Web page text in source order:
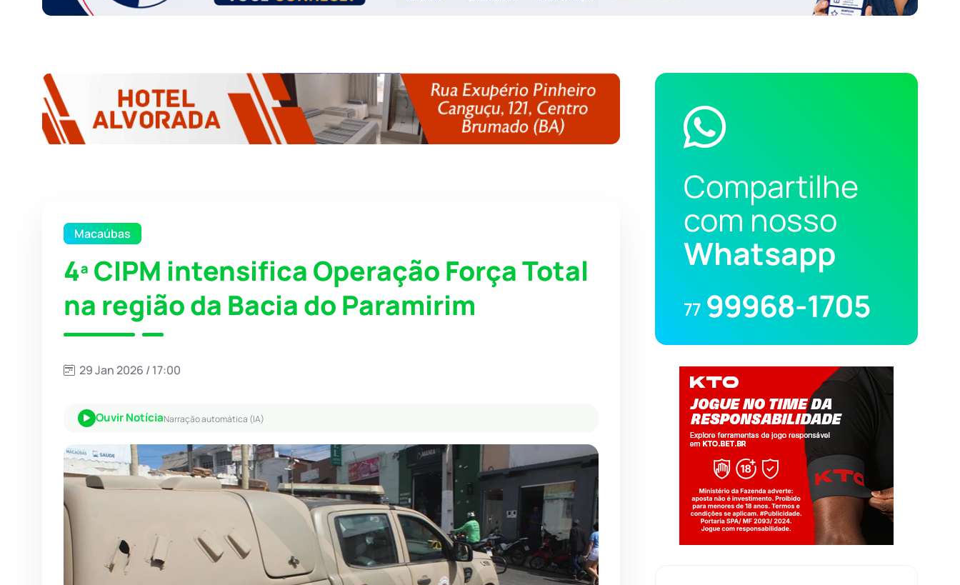
Macaúbas
4ª CIPM intensifica Operação Força Total
na região da Bacia do Paramirim
29 Jan 2026 / 17:00
Ouvir NotíciaNarração automática (IA)
Compartilhe
com nosso
Whatsapp
77 99968-1705